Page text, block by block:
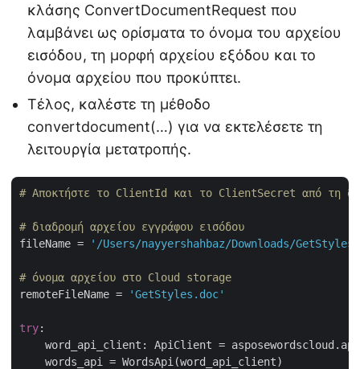
κλάσης ConvertDocumentRequest που
λαμβάνει ως ορίσματα το όνομα του αρχείου
εισόδου, τη μορφή αρχείου εξόδου και το
όνομα αρχείου που προκύπτει.
Τέλος, καλέστε τη μέθοδο
convertdocument(…) για να εκτελέσετε τη
λειτουργία μετατροπής.
# Αποκτήστε το ClientId και το ClientSecret από τη
# διαδρομή αρχείου εγγράφου εισόδου
fileName =
'/Users/nayyershahbaz/Downloads/
# όνομα αρχείου στο Cloud storage
remoteFileName =
'GetStyles.doc'
try:
word_api_client: ApiClient =
    words_api = WordsApi(word_api_client)